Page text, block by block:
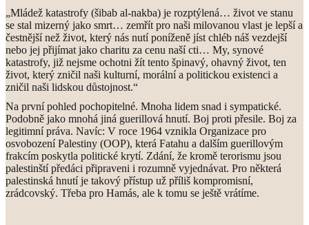
„Mládež katastrofy (šibab al-nakba) je rozptýlená… život ve stanu
se stal mizerný jako smrt… zemřít pro naši milovanou vlast je lepší a
čestnější než život, který nás nutí poníženě jíst chléb náš vezdejší
nebo jej přijímat jako charitu za cenu naší cti… My, synové
katastrofy, již nejsme ochotni žít tento špinavý, ohavný život, ten
život, který zničil naši kulturní, morální a politickou existenci a
zničil naši lidskou důstojnost.“
Na první pohled pochopitelné. Mnoha lidem snad i sympatické.
Podobně jako mnohá jiná guerillová hnutí. Boj proti přesile. Boj za
legitimní práva. Navíc: V roce 1964 vznikla Organizace pro
osvobození Palestiny (OOP), která Fatahu a dalším guerillovým
frakcím poskytla politické krytí. Zdání, že kromě terorismu jsou
palestinští předáci připraveni i rozumně vyjednávat. Pro některá
palestinská hnutí je takový přístup už příliš kompromisní,
zrádcovský. Třeba pro Hamás, ale k tomu se ještě vrátíme.